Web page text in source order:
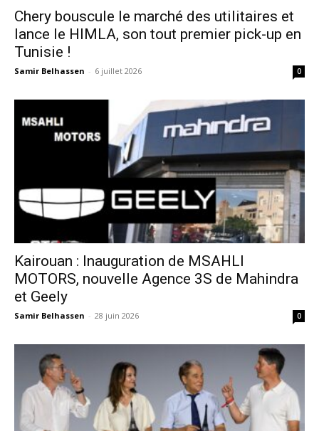
Chery bouscule le marché des utilitaires et
lance le HIMLA, son tout premier pick-up en
Tunisie !
Samir Belhassen - 6 juillet 2026 0
Kairouan : Inauguration de MSAHLI
MOTORS, nouvelle Agence 3S de Mahindra
et Geely
Samir Belhassen - 28 juin 2026 0